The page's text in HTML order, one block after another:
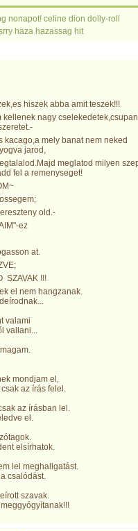
nonapot! celine dion dolly-roll
haza hazassag hit
hiszek abba amit teszek!!!
kellenek nagy cselekedetek,csupan
kacago,a mely banat nem neked
jarod,
meglatod milyen
fel a remenyseget!
old.-
ez
at.
!!!
el nem hangzanak.
valami
vallani...
mondjam el,
az írás felel.
az írásban lel.
el.
elsírhatok.
lel meghallgatást.
csalódást.
szavak.